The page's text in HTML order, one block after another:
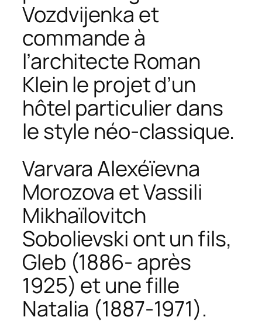
Vozdvijenka et
commande à
l’architecte Roman
Klein le projet d’un
hôtel particulier dans
le style néo-classique.
Varvara Alexéïevna
Morozova et Vassili
Mikhaïlovitch
Sobolievski ont un fils,
Gleb (1886- après
1925) et une fille
Natalia (1887-1971).